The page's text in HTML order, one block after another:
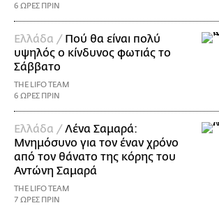
6 ΩΡΕΣ ΠΡΙΝ
Ελλάδα / Πού θα είναι πολύ
υψηλός ο κίνδυνος φωτιάς το
Σάββατο
THE LIFO TEAM
6 ΩΡΕΣ ΠΡΙΝ
Ελλάδα /Λένα Σαμαρά:
Μνημόσυνο για τον έναν χρόνο
από τον θάνατο της κόρης του
Αντώνη Σαμαρά
THE LIFO TEAM
7 ΩΡΕΣ ΠΡΙΝ